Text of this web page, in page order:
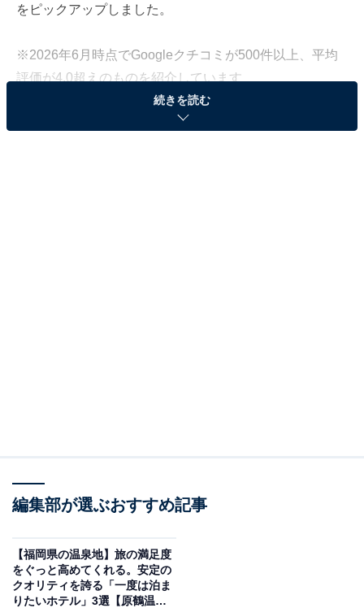
をピックアップしました。
※2026年6月時点でGoogleクチコミが500件以上、平均
評価が4.0超えのものを紹介しています
この記事の執筆者： All About ニュース お買
続きを読む
編集部が選ぶおすすめ記事
【福岡県の温泉地】旅の満足度
をぐっと高めてくれる。安定の
クオリティを誇る「一度は泊ま
りたいホテル」3選【原鶴温